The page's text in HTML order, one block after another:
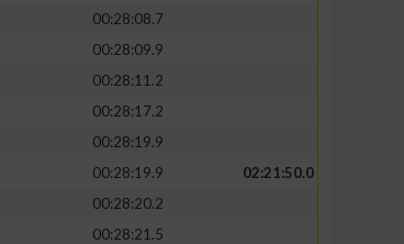
00:28:08.7
00:28:09.9
00:28:11.2
00:28:17.2
00:28:19.9
00:28:19.9
02:21:50.0
00:28:20.2
00:28:21.5